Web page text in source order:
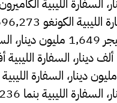
السفارة الليبية النيجر 1,649
اليابان 907,061 ألف دينار، السفارة
الوسطى 1,096 مليون دينار، السفارة